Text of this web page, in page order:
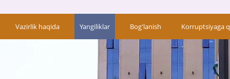
Vazirlik haqida Yangiliklar Bog'lanish Korruptsiyaga